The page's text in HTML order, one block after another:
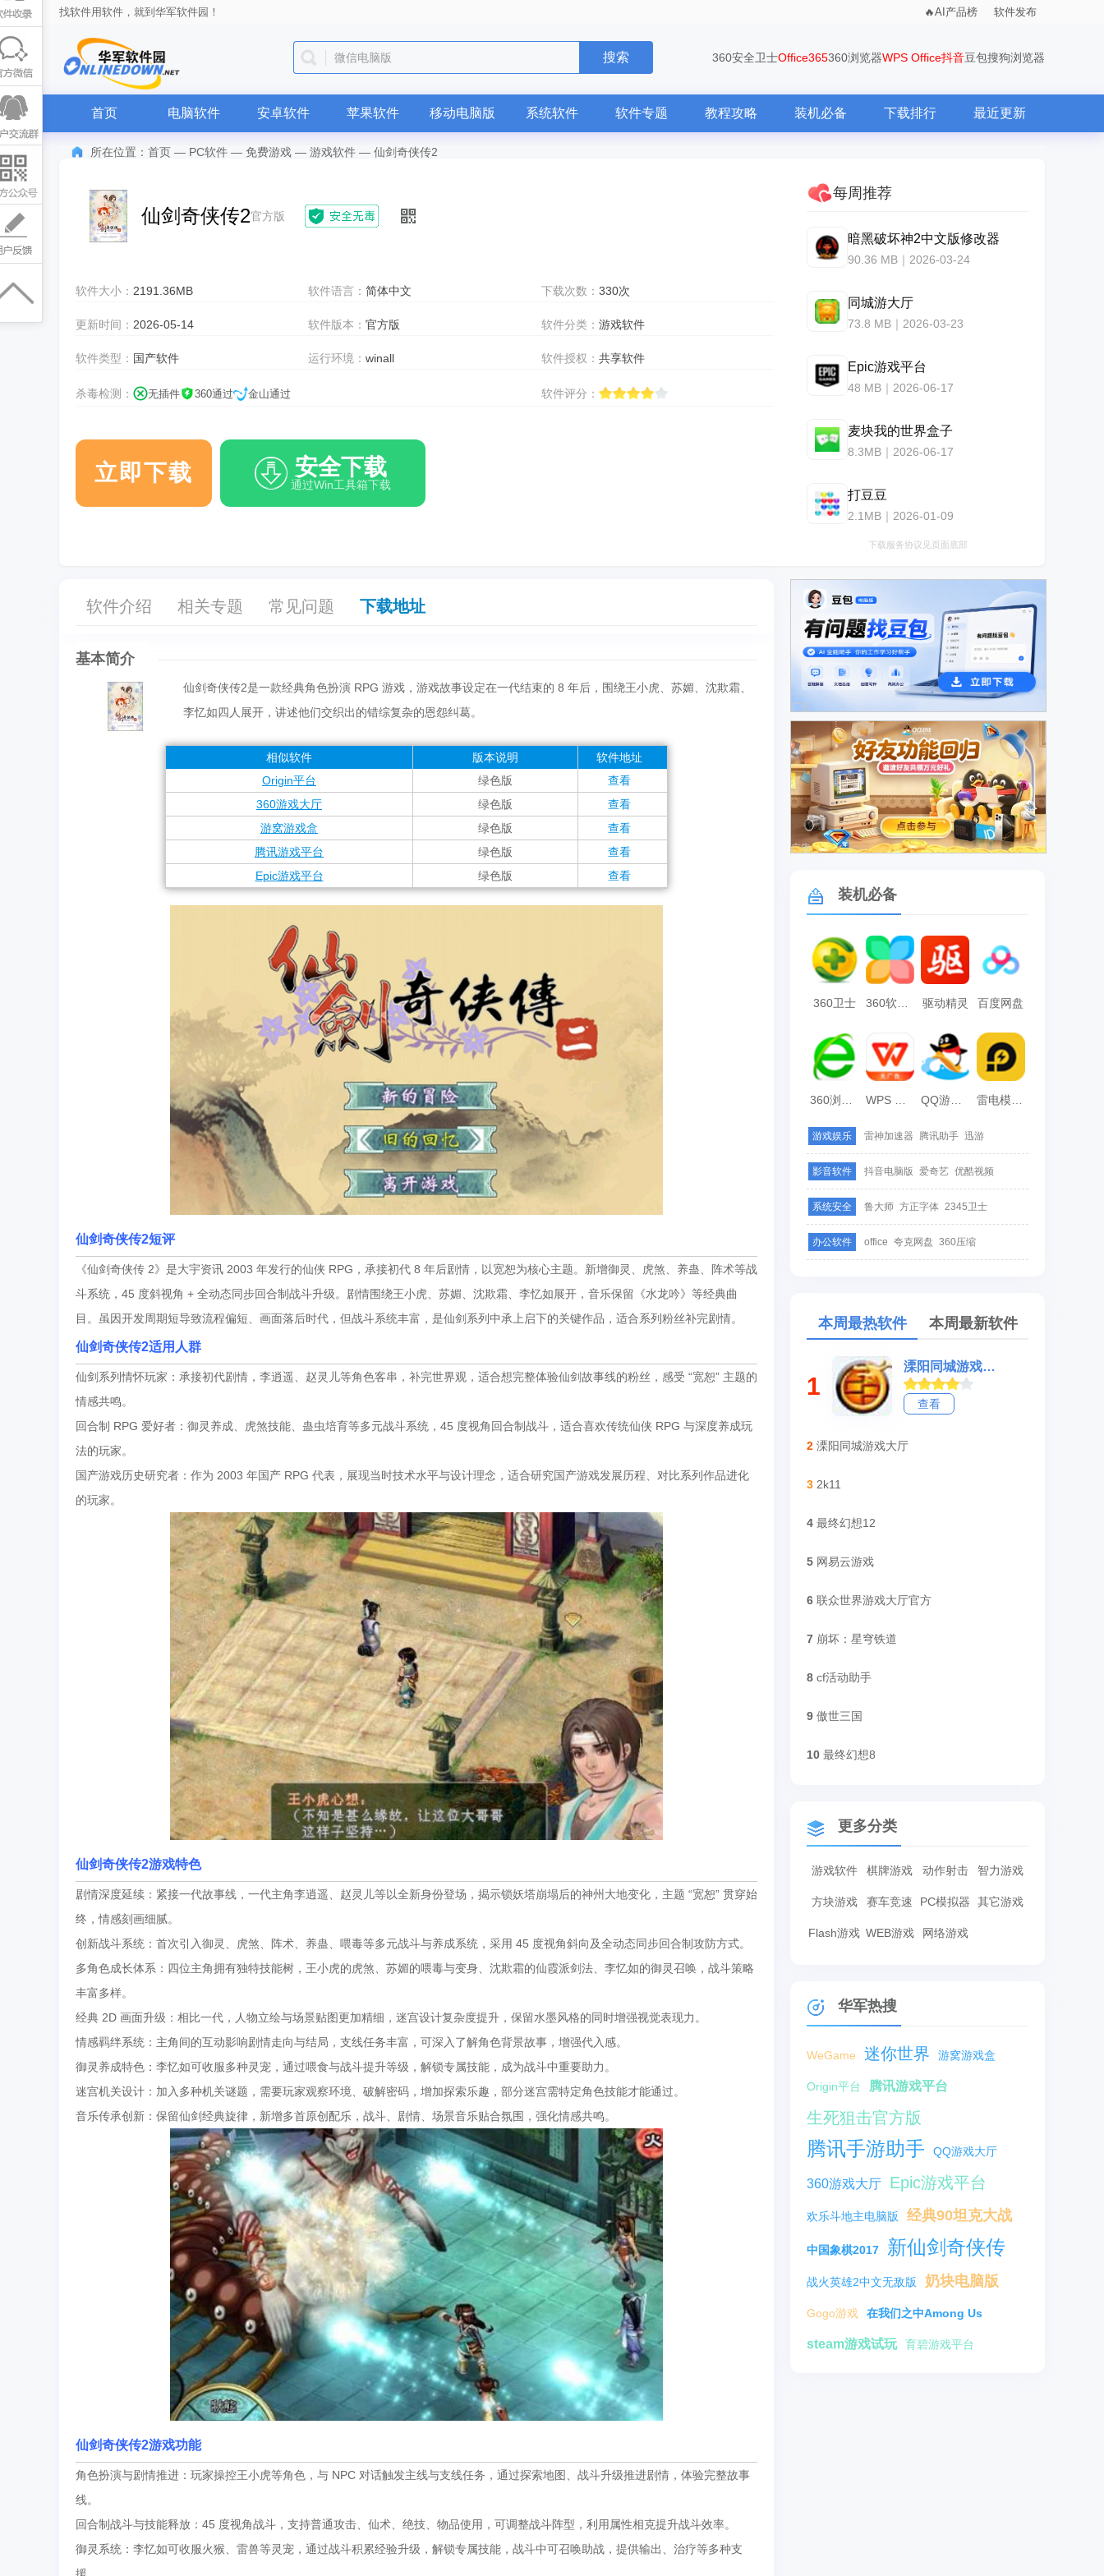
找软件用软件，就到华军软件园！ AI产品榜 软件发布
微信电脑版 搜索 360安全卫士Office365360浏览器WPS Office抖音豆包搜狗浏览器
首页 电脑软件 安卓软件 苹果软件 移动电脑版 系统软件 软件专题 教程攻略 装机必备 下载排行 最近更新
所在位置： 首页 — PC软件 — 免费游戏 — 游戏软件 — 仙剑奇侠传2
仙剑奇侠传2官方版
软件大小： 2191.36MB 软件语言：简体中文 下载次数： 330次
更新时间： 2026-05-14 软件版本：官方版 软件分类： 游戏软件
软件类型： 国产软件 运行环境：winall 软件授权： 共享软件
杀毒检测： 无插件 360通过 金山通过 软件评分：
立即下载 安全下载
通过Win工具箱下载
每周推荐
暗黑破坏神2中文版修改器
90.36 MB｜2026-03-24
同城游大厅
73.8 MB｜2026-03-23
Epic游戏平台
48 MB｜2026-06-17
麦块我的世界盒子
8.3MB｜2026-06-17
打豆豆
2.1MB｜2026-01-09
下载服务协议见页面底部
软件介绍 相关专题 常见问题 下载地址
基本简介
仙剑奇侠传2是一款经典角色扮演 RPG 游戏，游戏故事设定在一代结束的 8 年后，围绕王小虎、苏媚、沈欺霜、
李忆如四人展开，讲述他们交织出的错综复杂的恩怨纠葛。
相似软件 版本说明
软件地址
Origin平台
绿色版
查看
360游戏大厅
绿色版
查看
游窝游戏盒
绿色版
查看
腾讯游戏平台
绿色版
查看
Epic游戏平台
绿色版 查看
仙剑奇侠传2短评
《仙剑奇侠传 2》是大宇资讯 2003 年发行的仙侠 RPG，承接初代 8 年后剧情，以宽恕为核心主题。新增御灵、虎煞、养蛊、阵术等战
斗系统，45 度斜视角 + 全动态同步回合制战斗升级。剧情围绕王小虎、苏媚、沈欺霜、李忆如展开，音乐保留《水龙吟》等经典曲
目。虽因开发周期短导致流程偏短、画面落后时代，但战斗系统丰富，是仙剑系列中承上启下的关键作品，适合系列粉丝补完剧情。
仙剑奇侠传2适用人群
仙剑系列情怀玩家：承接初代剧情，李逍遥、赵灵儿等角色客串，补完世界观，适合想完整体验仙剑故事线的粉丝，感受 “宽恕” 主题的
情感共鸣。
回合制 RPG 爱好者：御灵养成、虎煞技能、蛊虫培育等多元战斗系统，45 度视角回合制战斗，适合喜欢传统仙侠 RPG 与深度养成玩
法的玩家。
国产游戏历史研究者：作为 2003 年国产 RPG 代表，展现当时技术水平与设计理念，适合研究国产游戏发展历程、对比系列作品进化
的玩家。
仙剑奇侠传2游戏特色
剧情深度延续：紧接一代故事线，一代主角李逍遥、赵灵儿等以全新身份登场，揭示锁妖塔崩塌后的神州大地变化，主题 “宽恕” 贯穿始
终，情感刻画细腻。
创新战斗系统：首次引入御灵、虎煞、阵术、养蛊、喂毒等多元战斗与养成系统，采用 45 度视角斜向及全动态同步回合制攻防方式。
多角色成长体系：四位主角拥有独特技能树，王小虎的虎煞、苏媚的喂毒与变身、沈欺霜的仙霞派剑法、李忆如的御灵召唤，战斗策略
丰富多样。
经典 2D 画面升级：相比一代，人物立绘与场景贴图更加精细，迷宫设计复杂度提升，保留水墨风格的同时增强视觉表现力。
情感羁绊系统：主角间的互动影响剧情走向与结局，支线任务丰富，可深入了解角色背景故事，增强代入感。
御灵养成特色：李忆如可收服多种灵宠，通过喂食与战斗提升等级，解锁专属技能，成为战斗中重要助力。
迷宫机关设计：加入多种机关谜题，需要玩家观察环境、破解密码，增加探索乐趣，部分迷宫需特定角色技能才能通过。
音乐传承创新：保留仙剑经典旋律，新增多首原创配乐，战斗、剧情、场景音乐贴合氛围，强化情感共鸣。
仙剑奇侠传2游戏功能
角色扮演与剧情推进：玩家操控王小虎等角色，与 NPC 对话触发主线与支线任务，通过探索地图、战斗升级推进剧情，体验完整故事
线。
回合制战斗与技能释放：45 度视角战斗，支持普通攻击、仙术、绝技、物品使用，可调整战斗阵型，利用属性相克提升战斗效率。
御灵系统：李忆如可收服火猴、雷兽等灵宠，通过战斗积累经验升级，解锁专属技能，战斗中可召唤助战，提供输出、治疗等多种支
广告
广告
装机必备
360卫士 360软件管家 驱动精灵 百度网盘
雷电模拟器
游戏娱乐 雷神加速器 腾讯助手 迅游
影音软件 抖音电脑版 爱奇艺 优酷视频
系统安全 鲁大师 方正字体 2345卫士
办公软件 office 夸克网盘 360压缩
本周最热软件 本周最新软件
1
溧阳同城游戏大厅
查看
2 溧阳同城游戏大厅
3 2k11
4 最终幻想12
5 网易云游戏
6 联众世界游戏大厅官方
7 崩坏：星穹铁道
8 cf活动助手
9 傲世三国
10 最终幻想8
更多分类
游戏软件 棋牌游戏 动作射击 智力游戏
方块游戏 赛车竞速 PC模拟器 其它游戏
Flash游戏 WEB游戏 网络游戏
华军热搜
WeGame 迷你世界 游窝游戏盒
Origin平台 腾讯游戏平台
生死狙击官方版
腾讯手游助手 QQ游戏大厅
360游戏大厅 Epic游戏平台
欢乐斗地主电脑版 经典90坦克大战
中国象棋2017 新仙剑奇侠传
战火英雄2中文无敌版 奶块电脑版
Gogo游戏 在我们之中Among Us
steam游戏试玩 育碧游戏平台